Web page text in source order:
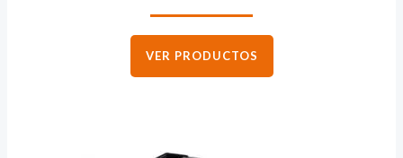
VER PRODUCTOS